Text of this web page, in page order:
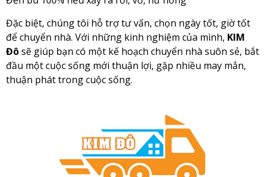
Đặc biệt, chúng tôi hỗ trợ tư vấn, chọn ngày tốt, giờ tốt
để chuyển nhà. Với những kinh nghiệm của mình, KIM
Đôsẽ giúp bạn có một kế hoạch chuyển nhà suôn sẻ, bắt
đầu một cuộc sống mới thuận lợi, gặp nhiều may mắn,
thuận phát trong cuộc sống.